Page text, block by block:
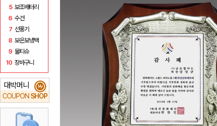
5 보조배터리
6 수건
7 선풍기
8 보온보냉백
9 물티슈
10 장바구니
대박머니
COUPON SHOP
₩